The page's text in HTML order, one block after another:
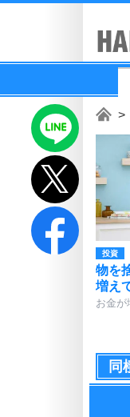
投資
物を
増え
お金が
同